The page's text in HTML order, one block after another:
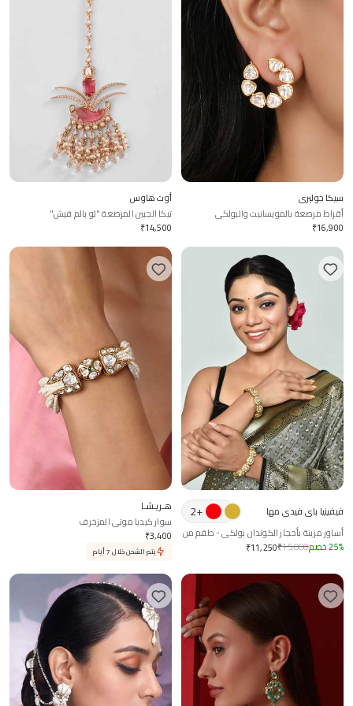
سيكا جوليري
أقراط مرصعة بالمويسانيت والبولكي
₹16,900
أوت هاوس
تيكا الجبين المرصعة "لو بالم فيش"
₹14,500
فيفينيا باي فيدي مها +
2
أساور مزينة بأحجار الكوندان بولكي - طقم من
قطعتين
₹11,250₹15,000 25% خصم
هـريـشـا
سوار كيديا موتي المزخرف
₹3,400
يتم الشحن خلال 7 أيام